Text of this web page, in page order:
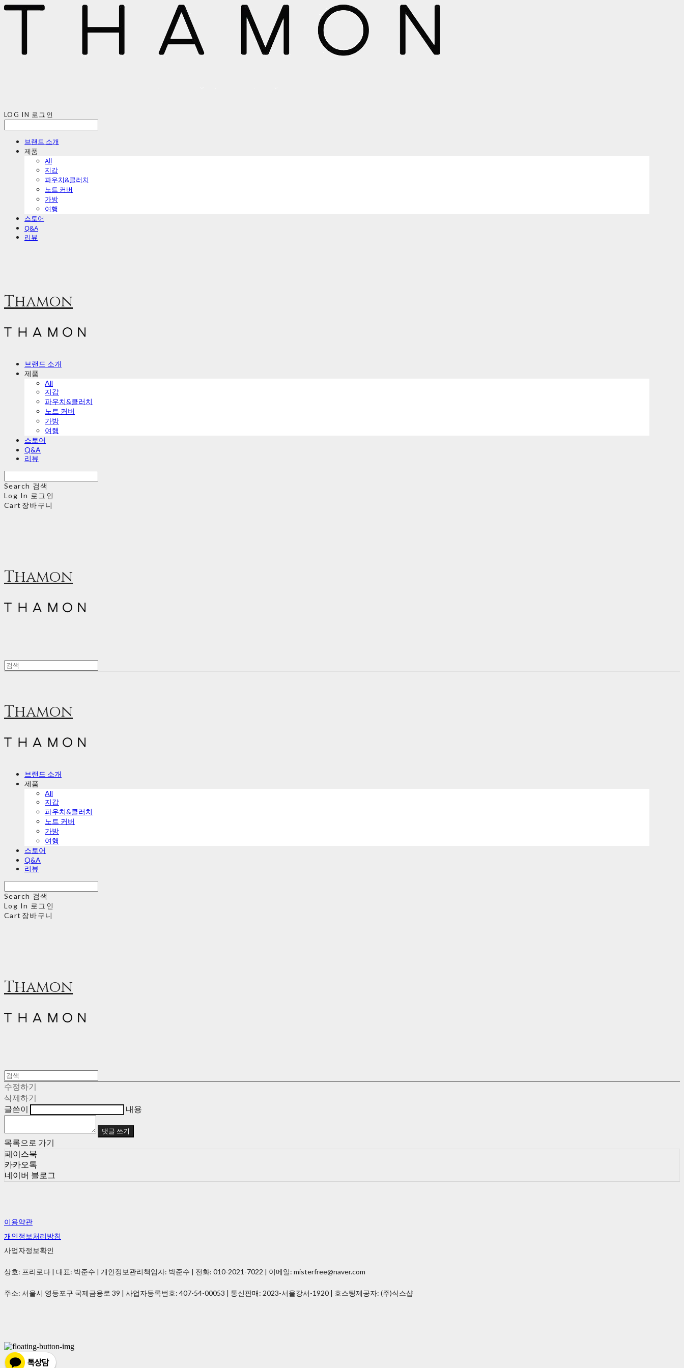
LOG IN 로그인
브랜드 소개
제품
All
지갑
파우치&클러치
노트 커버
가방
여행
스토어
Q&A
리뷰
Thamon
브랜드 소개
제품
All
지갑
파우치&클러치
노트 커버
가방
여행
스토어
Q&A
리뷰
Search 검색
Log In 로그인
Cart 장바구니
Thamon
Thamon
브랜드 소개
제품
All
지갑
파우치&클러치
노트 커버
가방
여행
스토어
Q&A
리뷰
Search 검색
Log In 로그인
Cart 장바구니
Thamon
수정하기
삭제하기
글쓴이
내용
댓글 쓰기
목록으로 가기
페이스북
카카오톡
네이버 블로그
이용약관
개인정보처리방침
사업자정보확인
상호: 프리로다 | 대표: 박준수 | 개인정보관리책임자: 박준수 | 전화: 010-2021-7022 | 이메일: misterfree@naver.com
주소: 서울시 영등포구 국제금융로 39 | 사업자등록번호: 407-54-00053 | 통신판매: 2023-서울강서-1920 | 호스팅제공자: (주)식스샵